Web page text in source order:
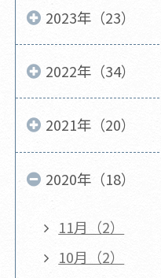
2023年（23）
2022年（34）
2021年（20）
2020年（18）
11月（2）
10月（2）